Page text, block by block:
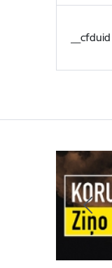
__cfduid